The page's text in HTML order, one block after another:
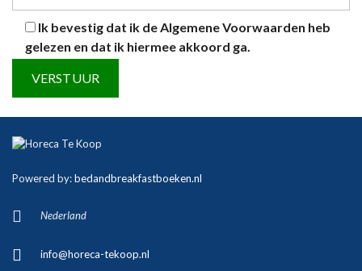
Ik bevestig dat ik deAlgemene Voorwaarden heb
gelezen en dat ik hiermee akkoord ga.
l
e
n
t
Powered by:bedandbreakfastboeken.nl
Nederland
info@horeca-tekoop.nl